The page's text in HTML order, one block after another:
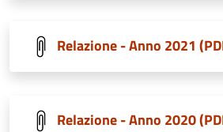
Relazione - Anno 2021
Relazione - Anno 2020